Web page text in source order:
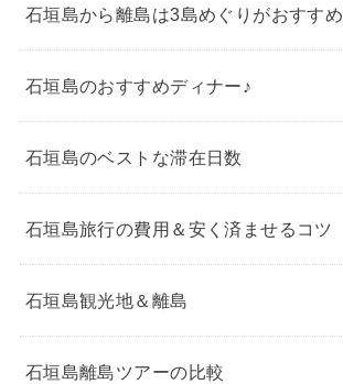
石垣島から離島は3島めぐりがおすすめ
石垣島のおすすめディナー♪
石垣島のベストな滞在日数
石垣島旅行の費用＆安く済ませるコツ
石垣島観光地＆離島
石垣島離島ツアーの比較